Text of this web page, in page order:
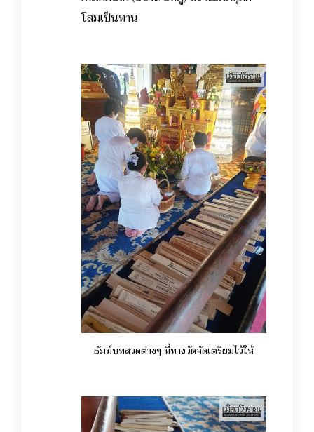
โสมเป็นทาน
ธัมม์บทสวดต่างๆ ที่ทางวัดจัดเตรียมไว้ให้